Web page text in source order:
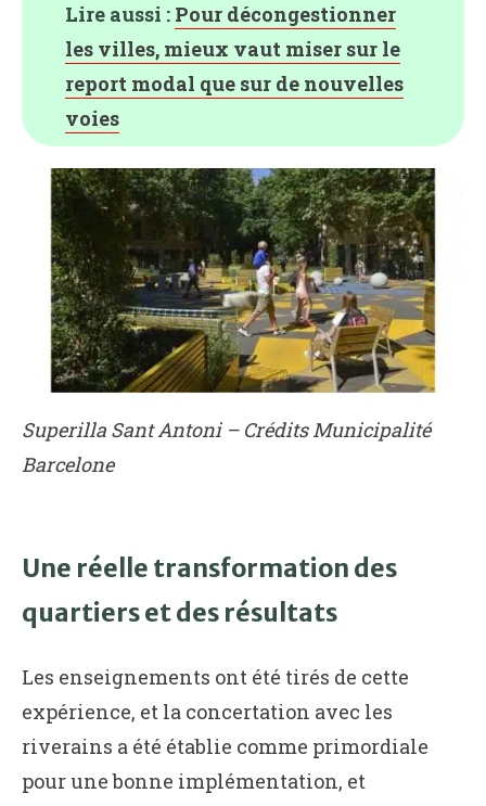
Lire aussi : Pour décongestionner
les villes, mieux vaut miser sur le
report modal que sur de nouvelles
voies
Superilla Sant Antoni – Crédits Municipalité
Barcelone
Une réelle transformation des
quartiers et des résultats
Les enseignements ont été tirés de cette
expérience, et la concertation avec les
riverains a été établie comme primordiale
pour une bonne implémentation, et